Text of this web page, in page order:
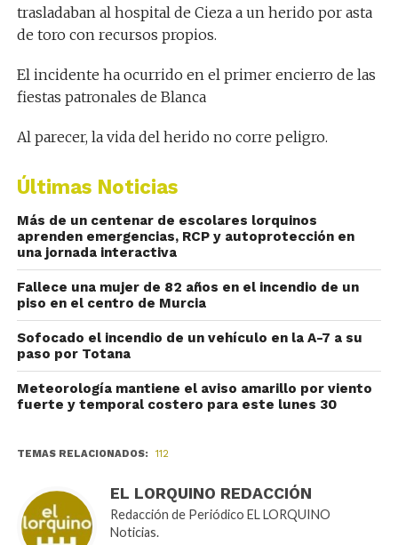
trasladaban al hospital de Cieza a un herido por asta
de toro con recursos propios.
El incidente ha ocurrido en el primer encierro de las
fiestas patronales de Blanca
Al parecer, la vida del herido no corre peligro.
Últimas Noticias
Más de un centenar de escolares lorquinos
aprenden emergencias, RCP y autoprotección en
una jornada interactiva
Fallece una mujer de 82 años en el incendio de un
piso en el centro de Murcia
Sofocado el incendio de un vehículo en la A-7 a su
paso por Totana
Meteorología mantiene el aviso amarillo por viento
fuerte y temporal costero para este lunes 30
TEMAS RELACIONADOS: 112
EL LORQUINO REDACCIÓN
Redacción de Periódico EL LORQUINO
Noticias.